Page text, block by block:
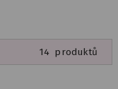
14 produktů